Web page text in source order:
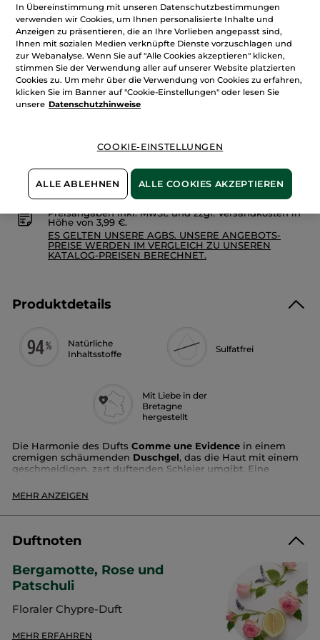
Sternen.
Bewertungen
anzeigen.
Comme
Une
Evidence
-
Parfümiertes
Duschgel
79,50€ / 1l
Menge
IN DEN WARENKORB
Lieferung zwischen dem 13/08 und dem 14/08
100 % zufrieden oder Geld zurück
Preisangaben inkl. MwSt. und zzgl. Versandkosten in
Höhe von 3,99 €.
ES GELTEN UNSERE AGBS. UNSERE ANGEBOTS-
PREISE WERDEN IM VERGLEICH ZU UNSEREN
KATALOG-PREISEN BERECHNET.
Produktdetails
Natürliche
Inhaltsstoffe
Sulfatfrei
Mit Liebe in der
Bretagne
hergestellt
Die Harmonie des Dufts Comme une Evidence in einem
cremigen schäumenden Duschgel, das die Haut mit einem
geschmeidigen, zart duftenden Schleier umgibt. Eine
Chypre-Dufts länger halten zu lassen.
Duft:Bergamotte, Rose, Patschuli
Vorteile:
Leitfaden zur Mülltrennung:
Jedes Mal, wenn du deinen Müll trennst, verhilfst du ihm zu einem
zweiten Leben.
MEHR ANZEIGEN
Duftnoten
Bergamotte, Rose und
Patschuli
Floraler Chypre-Duft
MEHR ERFAHREN
In Übereinstimmung mit unseren Datenschutzbestimmungen
verwenden wir Cookies, um Ihnen personalisierte Inhalte und
Anzeigen zu präsentieren, die an Ihre Vorlieben angepasst sind,
Ihnen mit sozialen Medien verknüpfte Dienste vorzuschlagen und
zur Webanalyse. Wenn Sie auf "Alle Cookies akzeptieren" klicken,
stimmen Sie der Verwendung aller auf unserer Website platzierten
Cookies zu. Um mehr über die Verwendung von Cookies zu erfahren,
klicken Sie im Banner auf "Cookie-Einstellungen" oder lesen Sie
unsere Datenschutzhinweise
COOKIE-EINSTELLUNGEN
ALLE ABLEHNEN ALLE COOKIES AKZEPTIEREN